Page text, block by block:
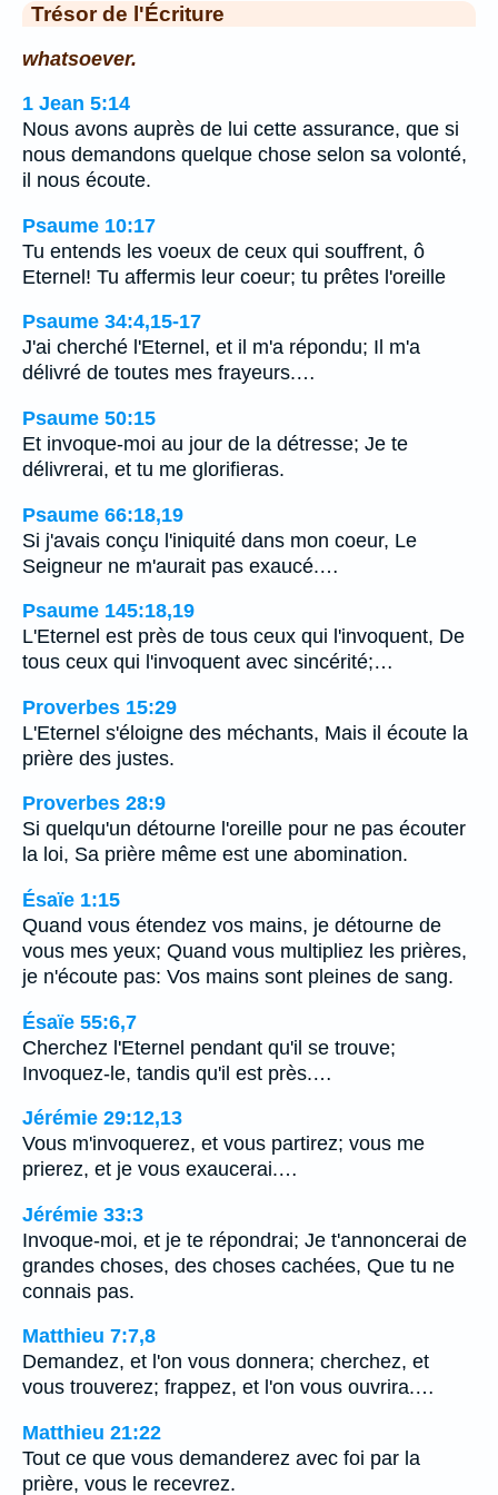
Trésor de l'Écriture
whatsoever.
1 Jean 5:14
Nous avons auprès de lui cette assurance, que si
nous demandons quelque chose selon sa volonté,
il nous écoute.
Psaume 10:17
Tu entends les voeux de ceux qui souffrent, ô
Eternel! Tu affermis leur coeur; tu prêtes l'oreille
Psaume 34:4,15-17
J'ai cherché l'Eternel, et il m'a répondu; Il m'a
délivré de toutes mes frayeurs.…
Psaume 50:15
Et invoque-moi au jour de la détresse; Je te
délivrerai, et tu me glorifieras.
Psaume 66:18,19
Si j'avais conçu l'iniquité dans mon coeur, Le
Seigneur ne m'aurait pas exaucé.…
Psaume 145:18,19
L'Eternel est près de tous ceux qui l'invoquent, De
tous ceux qui l'invoquent avec sincérité;…
Proverbes 15:29
L'Eternel s'éloigne des méchants, Mais il écoute la
prière des justes.
Proverbes 28:9
Si quelqu'un détourne l'oreille pour ne pas écouter
la loi, Sa prière même est une abomination.
Ésaïe 1:15
Quand vous étendez vos mains, je détourne de
vous mes yeux; Quand vous multipliez les prières,
je n'écoute pas: Vos mains sont pleines de sang.
Ésaïe 55:6,7
Cherchez l'Eternel pendant qu'il se trouve;
Invoquez-le, tandis qu'il est près.…
Jérémie 29:12,13
Vous m'invoquerez, et vous partirez; vous me
prierez, et je vous exaucerai.…
Jérémie 33:3
Invoque-moi, et je te répondrai; Je t'annoncerai de
grandes choses, des choses cachées, Que tu ne
connais pas.
Matthieu 7:7,8
Demandez, et l'on vous donnera; cherchez, et
vous trouverez; frappez, et l'on vous ouvrira.…
Matthieu 21:22
Tout ce que vous demanderez avec foi par la
prière, vous le recevrez.